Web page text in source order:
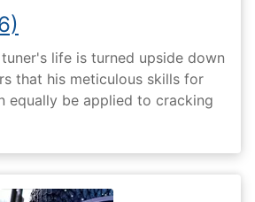
life is turned upside down
that his meticulous skills for
equally be applied to cracking